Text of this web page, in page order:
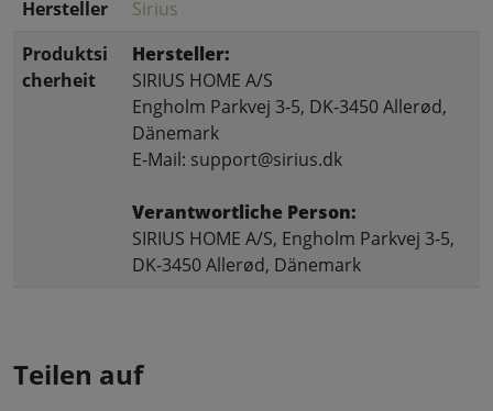
Hersteller
Sirius
Produktsi
cherheit
Hersteller:
SIRIUS HOME A/S
Engholm Parkvej 3-5, DK-3450 Allerød,
Dänemark
E-Mail: support@sirius.dk
Verantwortliche Person:
SIRIUS HOME A/S, Engholm Parkvej 3-5,
DK-3450 Allerød, Dänemark
Teilen auf